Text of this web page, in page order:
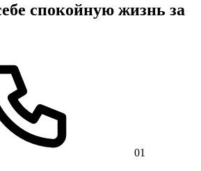
спокойную жизнь за
01